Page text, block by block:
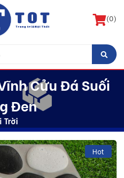
(0)
Cửu Đá Suối
Đen
Trời
Hot